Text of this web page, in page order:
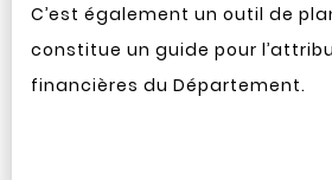
C’est également un outil de
constitue un guide pour
financières du Département.